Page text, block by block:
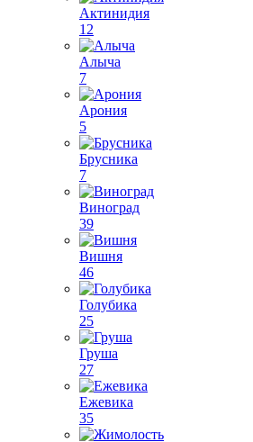
Актинидия
12
Алыча
7
Арония
5
Брусника
7
Виноград
39
Вишня
46
Голубика
25
Груша
27
Ежевика
35